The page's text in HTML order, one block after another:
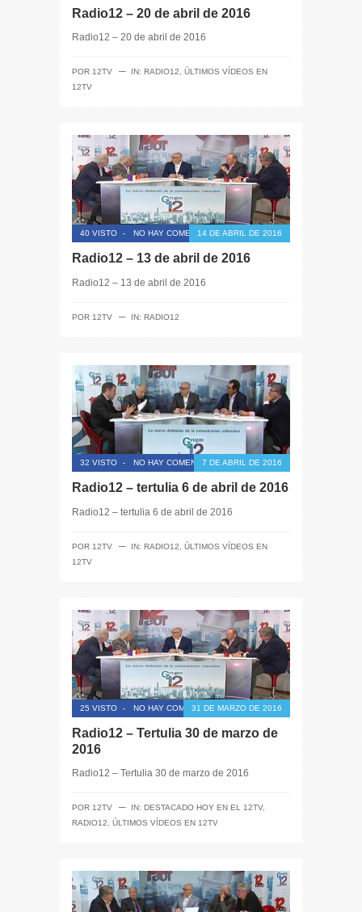
Radio12 – 20 de abril de 2016
Radio12 – 20 de abril de 2016
POR 12TV ─ IN: RADIO12
ÚLTIMOS VÍDEOS EN
12TV
40 VISTO - NO HAY COMENTARIOS14 DE ABRIL DE 2016
Radio12 – 13 de abril de 2016
Radio12 – 13 de abril de 2016
POR 12TV ─ IN: RADIO12
32 VISTO - NO HAY COMENTARIOS7 DE ABRIL DE 2016
Radio12 – tertulia 6 de abril de 2016
Radio12 – tertulia 6 de abril de 2016
POR 12TV ─ IN: RADIO12
ÚLTIMOS VÍDEOS EN
12TV
25 VISTO - NO HAY COMENTARIOS31 DE MARZO DE 2016
Radio12 – Tertulia 30 de marzo de
2016
Radio12 – Tertulia 30 de marzo de 2016
POR 12TV ─ IN: DESTACADO HOY EN EL 12TV,
RADIO12, ÚLTIMOS VÍDEOS EN 12TV